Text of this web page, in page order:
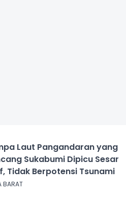
Laut Pangandaran yang
Sukabumi Dipicu Sesar
Tidak Berpotensi Tsunami
BARAT